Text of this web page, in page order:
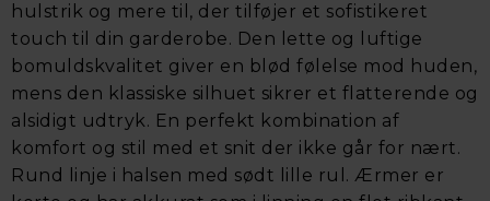
hulstrik og mere til, der tilføjer et sofistikeret
touch til din garderobe. Den lette og luftige
bomuldskvalitet giver en blød følelse mod huden,
mens den klassiske silhuet sikrer et flatterende og
alsidigt udtryk. En perfekt kombination af
komfort og stil med et snit der ikke går for nært.
Rund linje i halsen med sødt lille rul. Ærmer er